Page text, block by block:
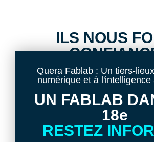
ILS NOUS
DE GRANDES ÉCOLES DU
Quera Fablab : Un tiers-
numérique et à l'intelligence
UN FABLAB
18e
RESTEZ